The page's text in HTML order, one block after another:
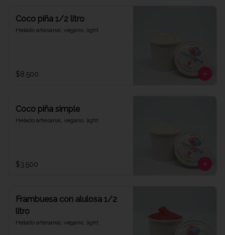
Coco piña 1/2 litro
Helado artesanal, vegano, light
$8.500
Coco piña simple
Helado artesanal, vegano, light
$3.500
Frambuesa con alulosa 1/2
litro
Helado artesanal, vegano, light